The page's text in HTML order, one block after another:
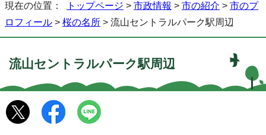
現在の位置： トップページ > 市政情報 > 市の紹介 > 市のプ
ロフィール > 桜の名所 > 流山セントラルパーク駅周辺
流山セントラルパーク駅周辺